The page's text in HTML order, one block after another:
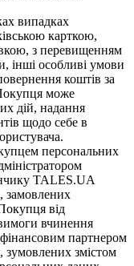
випадках
карткою,
з перевищенням
інші особливі умови
коштів за
може
дій, надання
щодо себе в
персональних
TALES.UA
замовлених
від
вчинення
партнером
зумовлених змістом